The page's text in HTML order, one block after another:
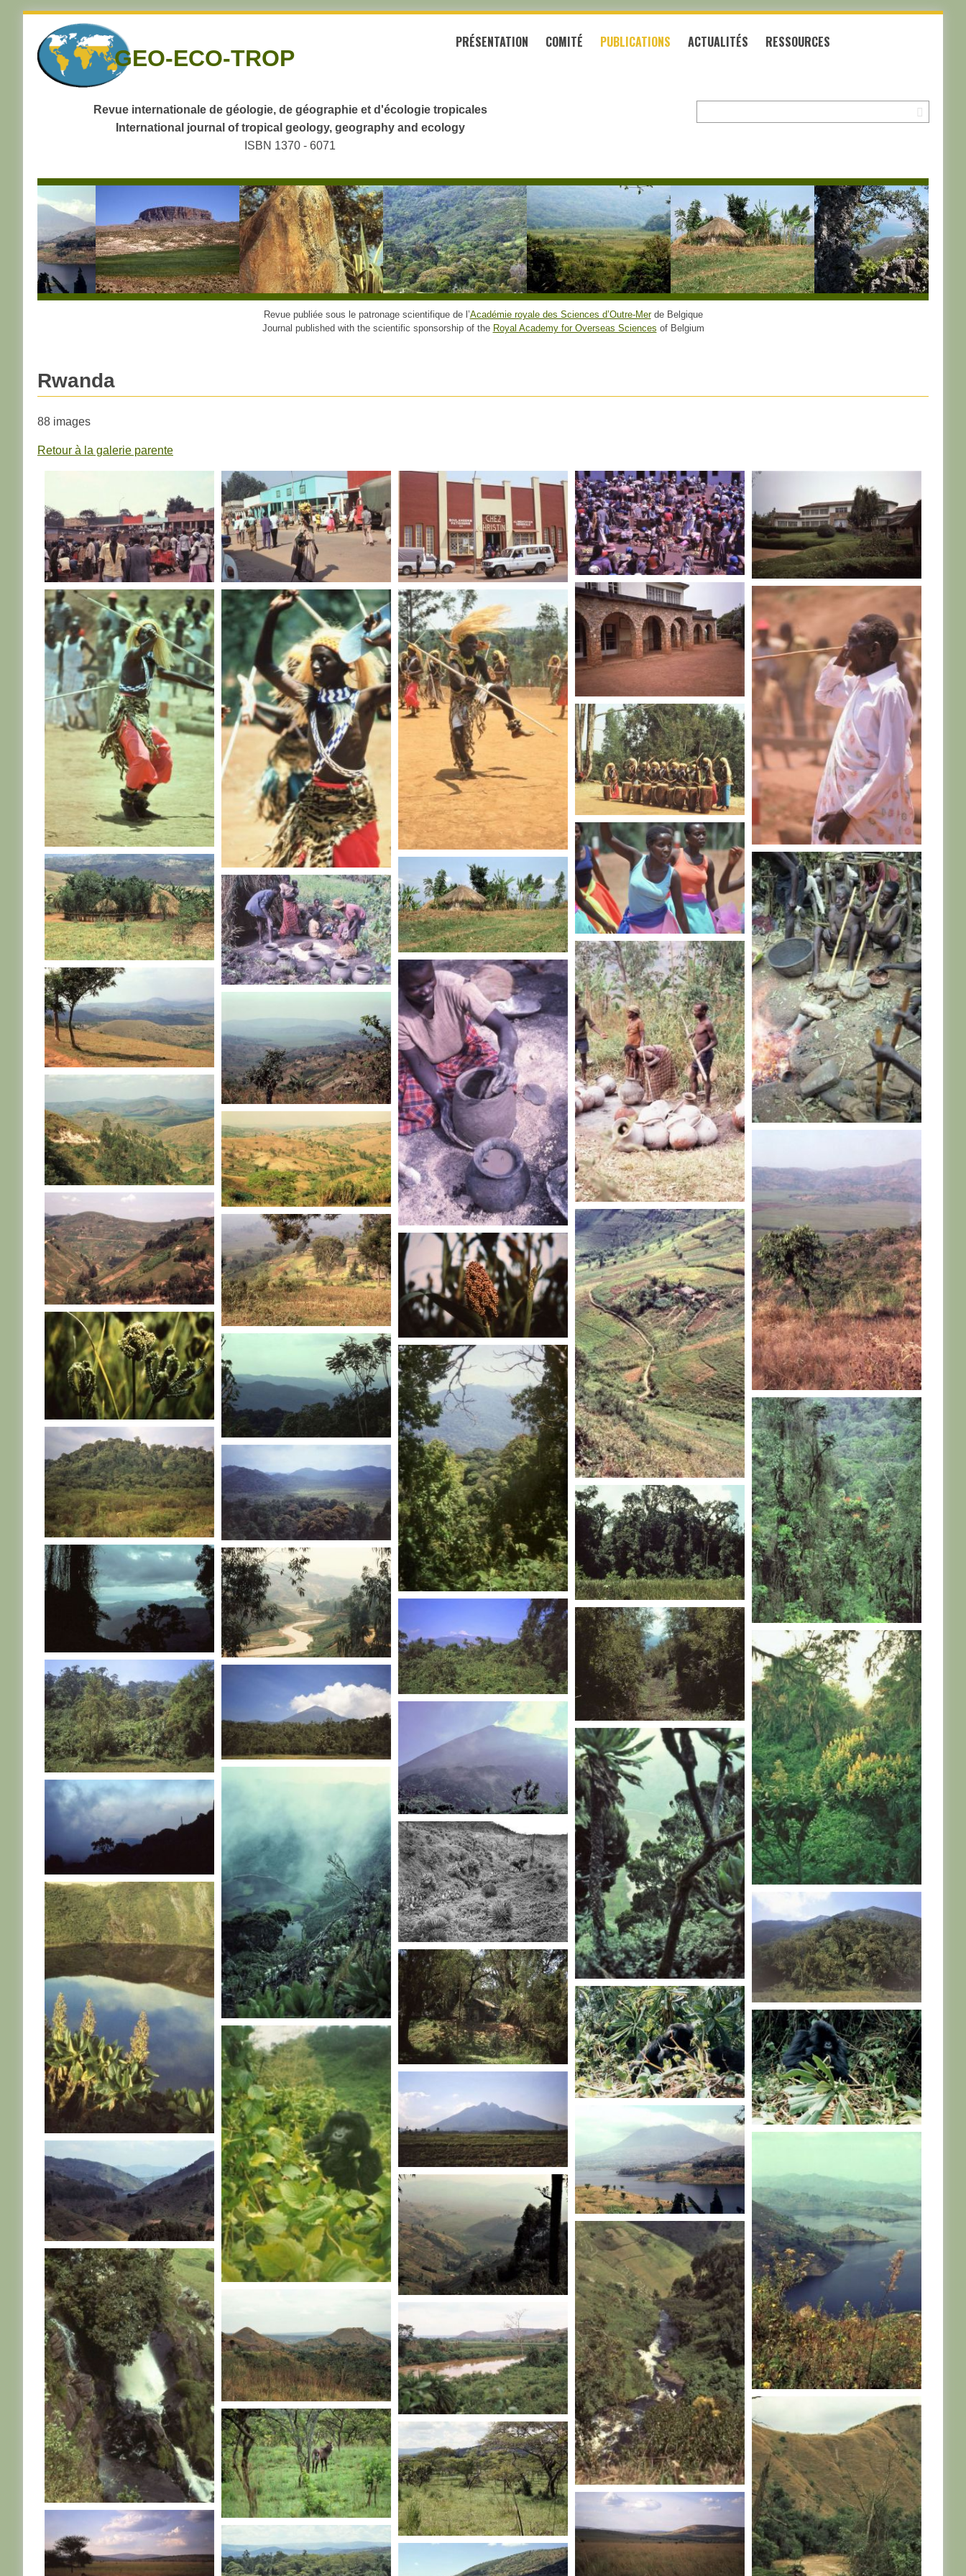
navigation
Skip
GEO-ECO-TROP
PRÉSENTATION COMITÉ PUBLICATIONS ACTUALITÉS RESSOURCES
Revue internationale de géologie, de géographie et d'écologie tropicales
International journal of tropical geology, geography and ecology
ISBN 1370 - 6071
Revue publiée sous le patronage scientifique de l’Académie royale des Sciences d’Outre-Merde Belgique
Journal published with the scientific sponsorship of the Royal Academy for Overseas Sciences of Belgium
Rwanda
88 images
Retour à la galerie parente
RWANDA RWANDA RWANDA
RWANDA RWANDA
RWANDA
RWANDA
RWANDA
RWANDA
RWANDA
RWANDA
RWANDA
RWANDA
RWANDA
RWANDA
RWANDA
RWANDA
RWANDA
RWANDA
RWANDA
RWANDA
RWANDA
RWANDA
RWANDA
RWANDA RWANDA
RWANDA
RWANDA
RWANDA
RWANDA
RWANDA
RWANDA
RWANDA
RWANDA
RWANDA
RWANDA
RWANDA
RWANDA
RWANDA
RWANDA
RWANDA
RWANDA
RWANDA
RWANDA
RWANDA
RWANDA